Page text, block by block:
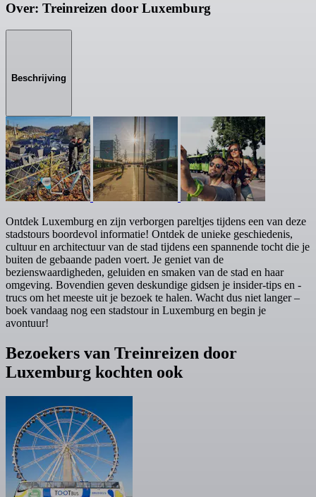
Over: Treinreizen door Luxemburg
Beschrijving
Ontdek Luxemburg en zijn verborgen pareltjes tijdens een van deze
stadstours boordevol informatie! Ontdek de unieke geschiedenis,
cultuur en architectuur van de stad tijdens een spannende tocht die je
buiten de gebaande paden voert. Je geniet van de
bezienswaardigheden, geluiden en smaken van de stad en haar
omgeving. Bovendien geven deskundige gidsen je insider-tips en -
trucs om het meeste uit je bezoek te halen. Wacht dus niet langer –
boek vandaag nog een stadstour in Luxemburg en begin je
avontuur!
Bezoekers van Treinreizen door
Luxemburg kochten ook